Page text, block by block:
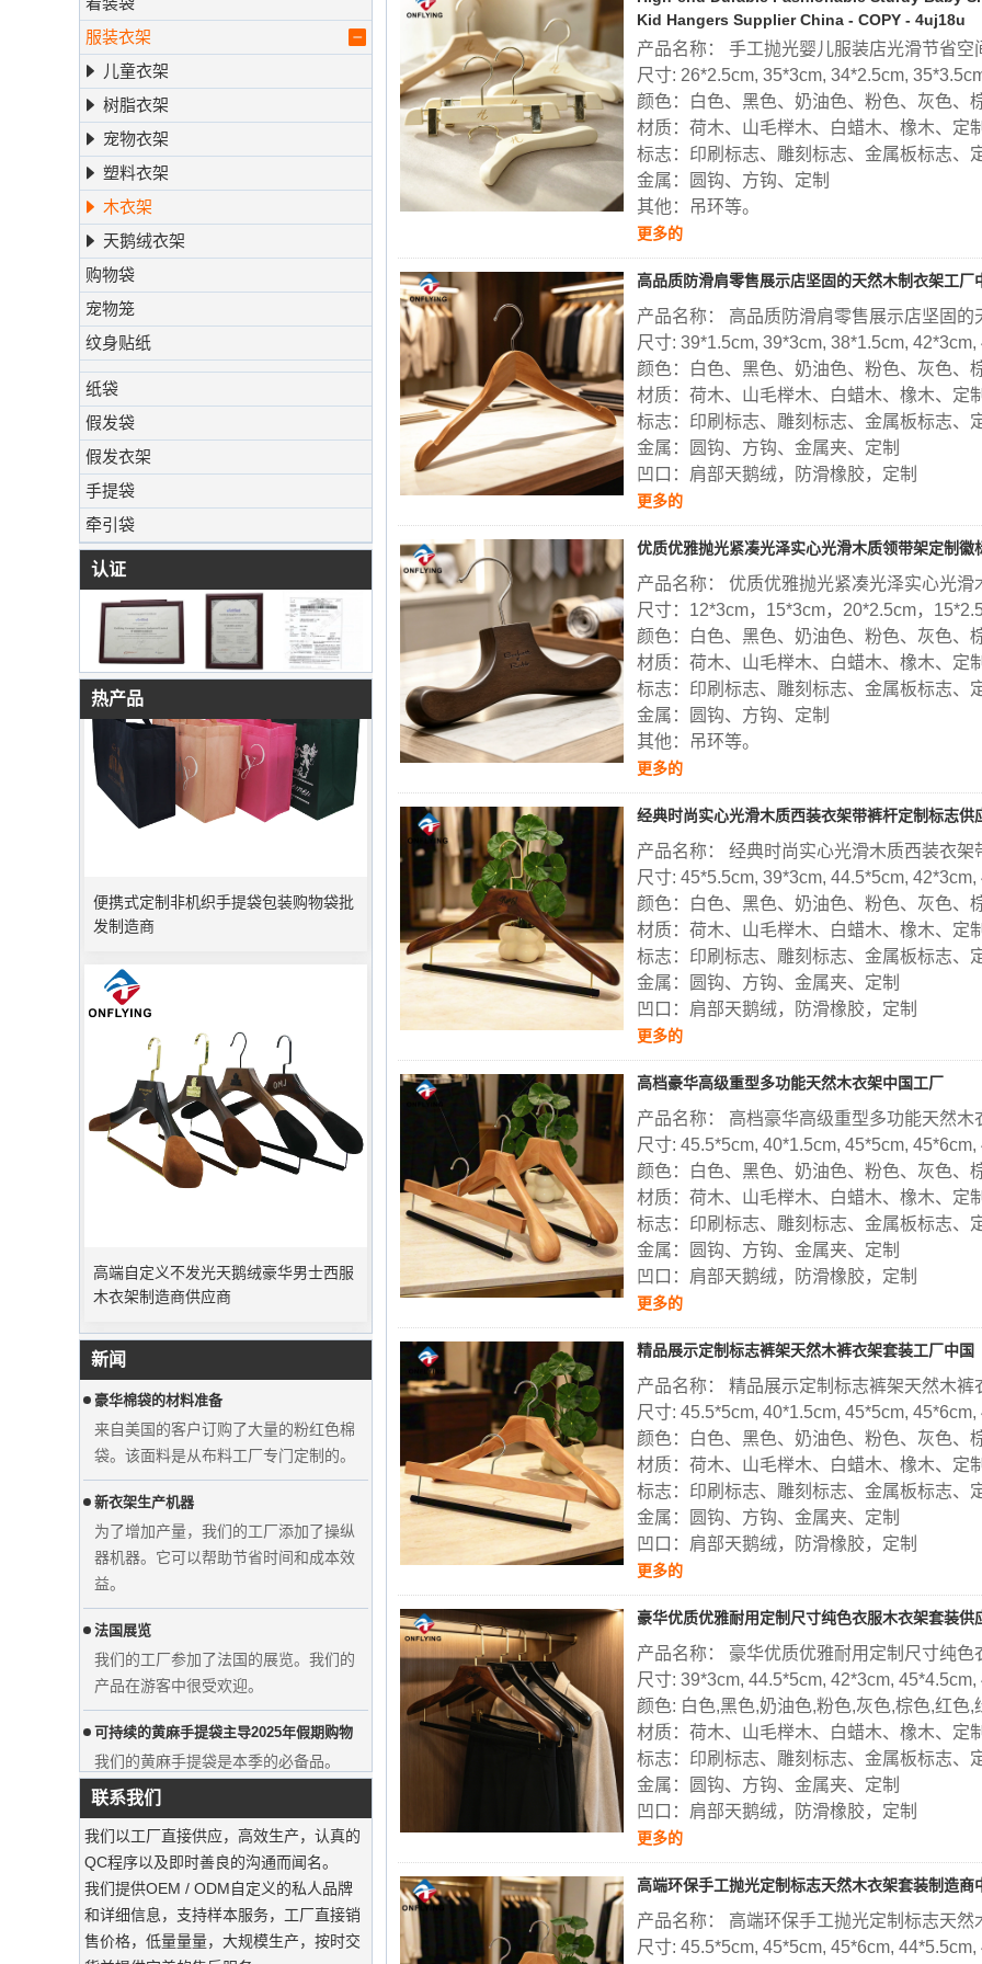
服装衣架
儿童衣架
树脂衣架
宠物衣架
塑料衣架
木衣架
天鹅绒衣架
购物袋
宠物笼
纹身贴纸
纸袋
假发袋
假发衣架
手提袋
牵引袋
认证
热产品
显示自定义的婚纱天鹅绒衣架衣服制造
商供应商
新闻
圣诞节即将到来。许多客户下订单并计
划开始假期。工厂正在急忙生产度假后
豪华棉袋的材料准备
来自美国的客户订购了大量的粉红色棉
袋。该面料是从布料工厂专门定制的。
新衣架生产机器
为了增加产量，我们的工厂添加了操纵
器机器。它可以帮助节省时间和成本效
益。
法国展览
我们的工厂参加了法国的展览。我们的
产品在游客中很受欢迎。
可持续的黄麻手提袋主导2025年假期购物‌
我们的黄麻手提袋是本季的必备品。
用豪华防尘袋保留西装‌
我们的工厂可以提供高端定制的服装袋
可持续木制衣架
服装自定义天鹅绒衣架
我们的工厂可以提供高端定制的天鹅绒
衣架。
联系我们
我们以工厂直接供应，高效生产，认真的
QC程序以及即时善良的沟通而闻名。
我们提供OEM / ODM自定义的私人品牌
和详细信息，支持样本服务，工厂直接销
售价格，低量量量，大规模生产，按时交
Kid Hangers Supplier China - COPY - 4uj18u
产品名称： 手工抛光婴儿服装店光滑节省
尺寸: 26*2.5cm, 35*3cm, 34*2.5cm,
颜色：白色、黑色、奶油色、粉色、灰色、
材质：荷木、山毛榉木、白蜡木、橡木、定
标志：印刷标志、雕刻标志、金属板标志、
金属：圆钩、方钩、定制
其他：吊环等。
更多的
高品质防滑肩零售展示店坚固的天然木制衣架工厂
产品名称： 高品质防滑肩零售展示店坚固的
尺寸: 39*1.5cm, 39*3cm, 38*1.5cm,
颜色：白色、黑色、奶油色、粉色、灰色、
材质：荷木、山毛榉木、白蜡木、橡木、定
标志：印刷标志、雕刻标志、金属板标志、
金属：圆钩、方钩、金属夹、定制
凹口：肩部天鹅绒，防滑橡胶，定制
更多的
优质优雅抛光紧凑光泽实心光滑木质领带架定制徽
产品名称： 优质优雅抛光紧凑光泽实心光
尺寸：12*3cm，15*3cm，20*2.5cm，
颜色：白色、黑色、奶油色、粉色、灰色、
材质：荷木、山毛榉木、白蜡木、橡木、定
标志：印刷标志、雕刻标志、金属板标志、
金属：圆钩、方钩、定制
其他：吊环等。
更多的
经典时尚实心光滑木质西装衣架带裤杆定制标志供
产品名称： 经典时尚实心光滑木质西装衣
尺寸: 45*5.5cm, 39*3cm, 44.5*5cm,
颜色：白色、黑色、奶油色、粉色、灰色、
材质：荷木、山毛榉木、白蜡木、橡木、定
标志：印刷标志、雕刻标志、金属板标志、
金属：圆钩、方钩、金属夹、定制
凹口：肩部天鹅绒，防滑橡胶，定制
更多的
高档豪华高级重型多功能天然木衣架中国工厂
产品名称： 高档豪华高级重型多功能天然木
尺寸: 45.5*5cm, 40*1.5cm, 45*5cm,
颜色：白色、黑色、奶油色、粉色、灰色、
材质：荷木、山毛榉木、白蜡木、橡木、定
标志：印刷标志、雕刻标志、金属板标志、
金属：圆钩、方钩、金属夹、定制
凹口：肩部天鹅绒，防滑橡胶，定制
更多的
精品展示定制标志裤架天然木裤衣架套装工厂中国
产品名称： 精品展示定制标志裤架天然木裤
尺寸: 45.5*5cm, 40*1.5cm, 45*5cm,
颜色：白色、黑色、奶油色、粉色、灰色、
材质：荷木、山毛榉木、白蜡木、橡木、定
标志：印刷标志、雕刻标志、金属板标志、
金属：圆钩、方钩、金属夹、定制
凹口：肩部天鹅绒，防滑橡胶，定制
更多的
豪华优质优雅耐用定制尺寸纯色衣服木衣架套装供
产品名称： 豪华优质优雅耐用定制尺寸纯
尺寸: 39*3cm, 44.5*5cm, 42*3cm,
颜色: 白色,黑色,奶油色,粉色,灰色,棕色,红色,
材质：荷木、山毛榉木、白蜡木、橡木、定
标志：印刷标志、雕刻标志、金属板标志、
金属：圆钩、方钩、金属夹、定制
凹口：肩部天鹅绒，防滑橡胶，定制
更多的
高端环保手工抛光定制标志天然木衣架套装制造商
产品名称： 高端环保手工抛光定制标志天然
尺寸: 45.5*5cm, 45*5cm, 45*6cm,